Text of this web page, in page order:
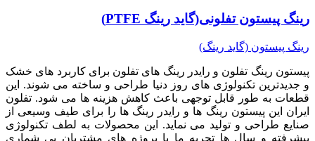
رینگ پیستون تفلونی(گاید رینگ PTFE)
رینگ پیستون (گاید رینگ)
پیستون رینگ تفلون و رایدر رینگ های تفلون برای کاربرد های خشک
و جدیدترین تکنولوژی های روز دنیا طراحی و ساخته می شوند. این
قطعات به طور قابل توجهی باعث کاهش هزینه ها می شود. تفلون
ایران این پیستون رینگ ها و رایدر رینگ ها را برای طیف وسیعی از
صنایع طراحی و تولید می نماید. این محصولات به لطف تکنولوژی
پیشرفته و سال ها تجربه ما با پروژه های مشتریان بی شماری